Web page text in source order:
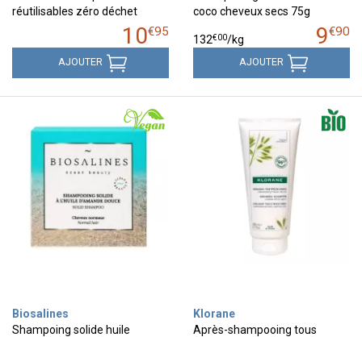
réutilisables zéro déchet
10€95
AJOUTER
coco cheveux secs 75g
9€90
132€00/kg
AJOUTER
Biosalines
Shampoing solide huile
Klorane
Après-shampooing tous